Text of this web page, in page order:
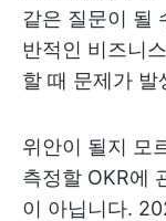
같은 질문이 될
반적인 비즈니
할 때 문제가 발
위안이 될지 모
측정할 OKR에
이 아닙니다.